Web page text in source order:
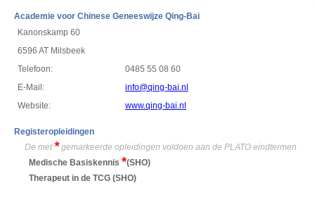
Academie voor Chinese Geneeswijze Qing-Bai
Kanonskamp 60
6596 AT Milsbeek
Telefoon:
0485 55 08 60
E-Mail:
info@qing-bai.nl
Website:
www.qing-bai.nl
Registeropleidingen
De met *gemarkeerde opleidingen voldoen aan de PLATO eindtermen
Medische Basiskennis *(SHO)
Therapeut in de TCG (SHO)